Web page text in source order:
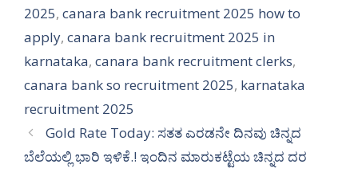
2025, canara bank recruitment 2025 how to
apply, canara bank recruitment 2025 in
karnataka, canara bank recruitment clerks,
canara bank so recruitment 2025, karnataka
recruitment 2025
Gold Rate Today: ಸತತ ಎರಡನೇ ದಿನವು ಚಿನ್ನದ
ಬೆಲೆಯಲ್ಲಿ ಭಾರಿ ಇಳಿಕೆ.! ಇಂದಿನ ಮಾರುಕಟ್ಟೆಯ ಚಿನ್ನದ ದರ